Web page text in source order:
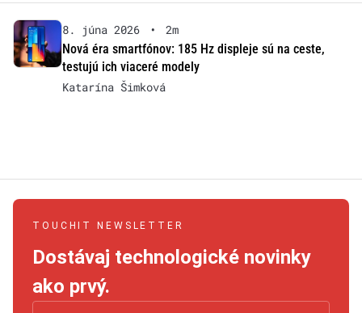
8. júna 2026 •
2m
Nová éra smartfónov: 185 Hz displeje sú na ceste,
testujú ich viaceré modely
Katarína Šimková
TOUCHIT NEWSLETTER
Dostávaj technologické novinky
ako prvý.